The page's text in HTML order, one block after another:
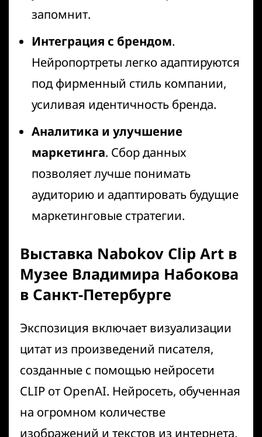
запомнит.
Интеграция с брендом.
Нейропортреты легко адаптируются
под фирменный стиль компании,
усиливая идентичность бренда.
Аналитика и улучшение
маркетинга. Сбор данных
позволяет лучше понимать
аудиторию и адаптировать будущие
маркетинговые стратегии.
Выставка Nabokov Clip Art в
Музее Владимира Набокова
в Санкт-Петербурге
Экспозиция включает визуализации
цитат из произведений писателя,
созданные с помощью нейросети
CLIP от OpenAI. Нейросеть, обученная
на огромном количестве
изображений и текстов из интернета,